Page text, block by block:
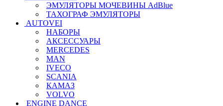
ЭМУЛЯТОРЫ МОЧЕВИНЫ АdBlue
ТАХОГРАФ ЭМУЛЯТОРЫ
AUTOVEI
НАБОРЫ
АКСЕССУАРЫ
MERCEDES
MAN
IVECO
SCANIA
КАМАЗ
VOLVO
ENGINE DANCE